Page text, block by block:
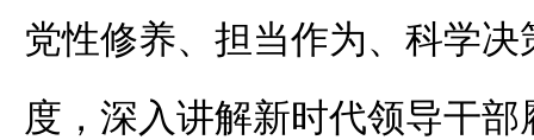
党性修养、担当作为、科学
度，深入讲解新时代领导干